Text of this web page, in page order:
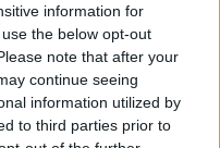
information for
the below opt-out
note that after your
continue seeing
information utilized by
to third parties prior to
καμπανάκι
ατελείωτο
ερευνούν,
την παιδική